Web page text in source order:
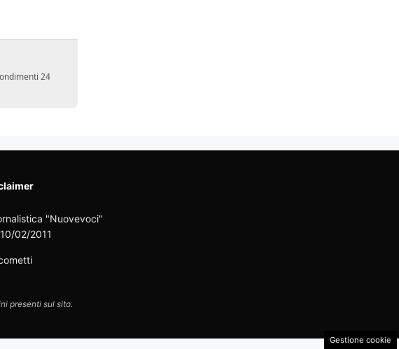
24
"Nuovevoci"
02/2011
presenti sul sito.
Gestione cookie